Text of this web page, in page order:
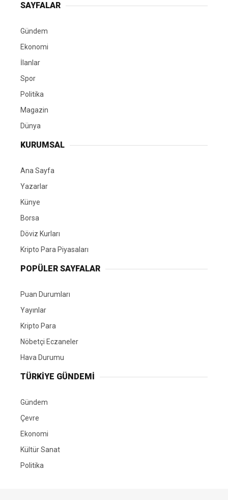
SAYFALAR
Gündem
Ekonomi
İlanlar
Spor
Politika
Magazin
Dünya
KURUMSAL
Ana Sayfa
Yazarlar
Künye
Borsa
Döviz Kurları
Kripto Para Piyasaları
POPÜLER SAYFALAR
Puan Durumları
Yayınlar
Kripto Para
Nöbetçi Eczaneler
Hava Durumu
TÜRKIYE GÜNDEMI
Gündem
Çevre
Ekonomi
Kültür Sanat
Politika